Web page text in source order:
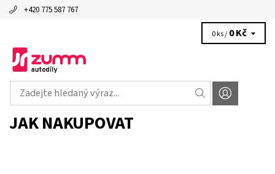
+420 775 587 767
0 ks / 0 Kč
JAK NAKUPOVAT